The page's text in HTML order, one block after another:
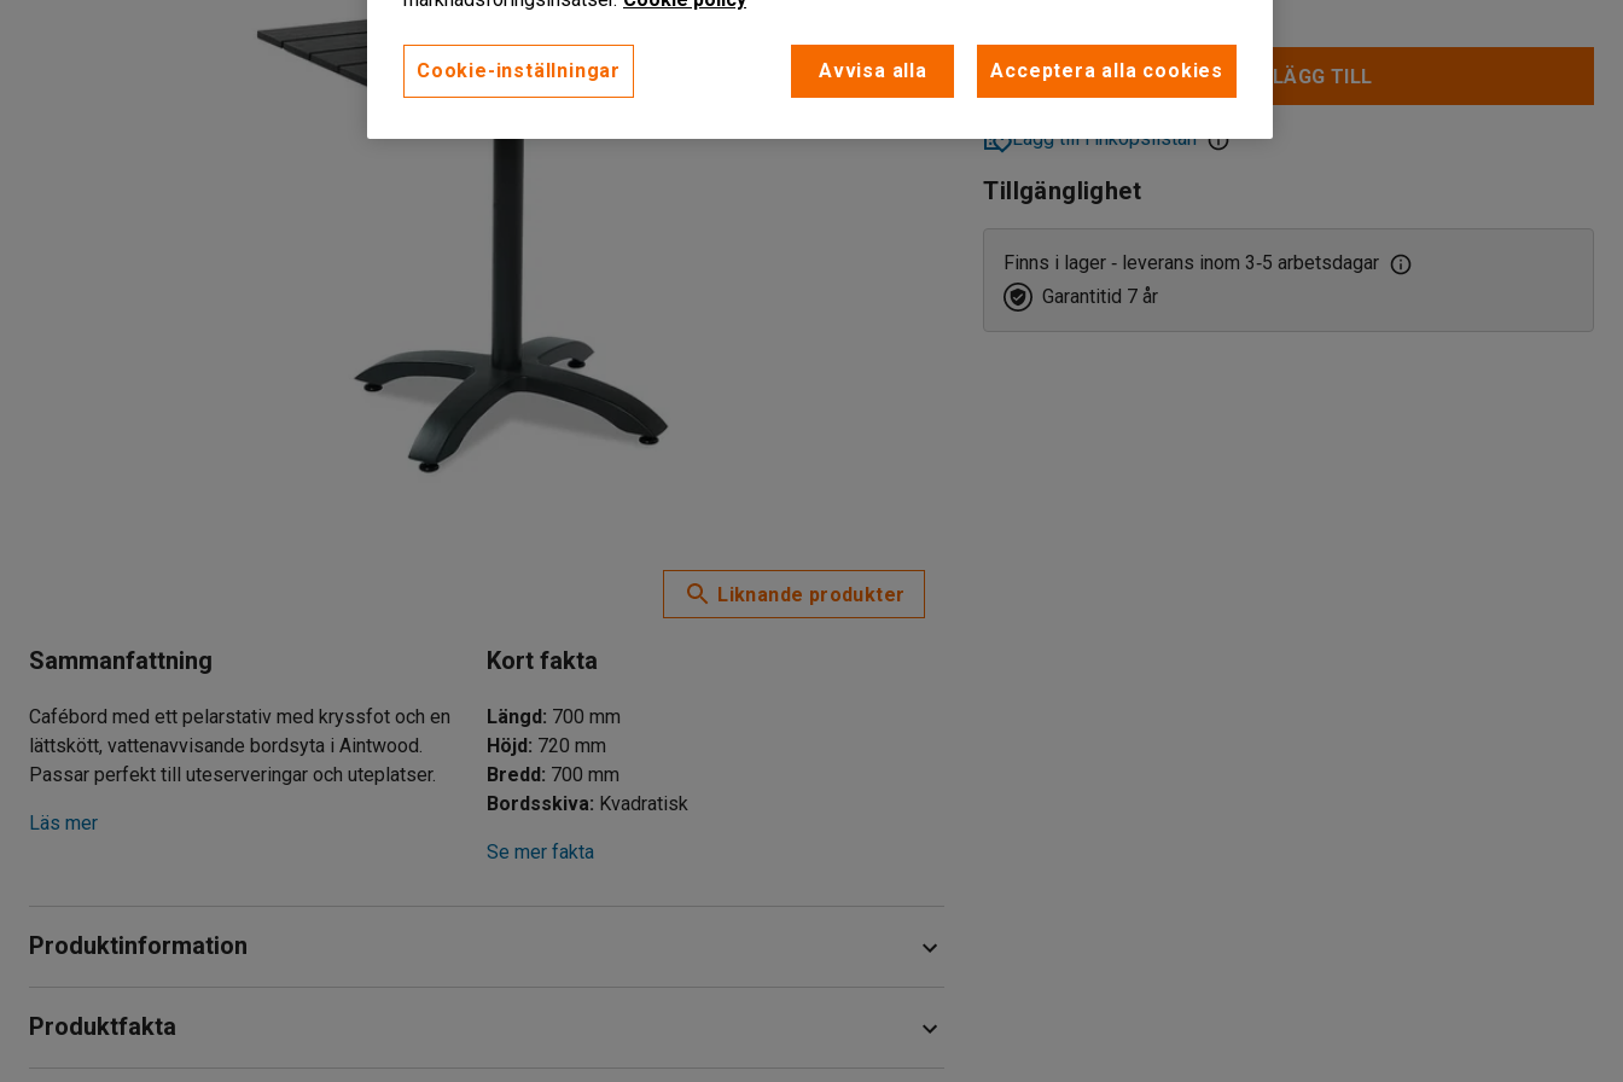
Liknande produkter
Sammanfattning
Cafébord med ett pelarstativ med kryssfot och en
lättskött, vattenavvisande bordsyta i Aintwood.
Passar perfekt till uteserveringar och uteplatser.
Läs mer
Kort fakta
Längd : 700 mm
Höjd : 720 mm
Bredd : 700 mm
Bordsskiva: Kvadratisk
Se mer fakta
Produktinformation
miljöer.
Produktfakta
LÄGG TILL
Lägg till i inköpslistan
Tillgänglighet
Finns i lager‑ leverans inom 3‑5 arbetsdagar
Garantitid 7 år
Cookie-inställningar Avvisa alla Acceptera alla cookies